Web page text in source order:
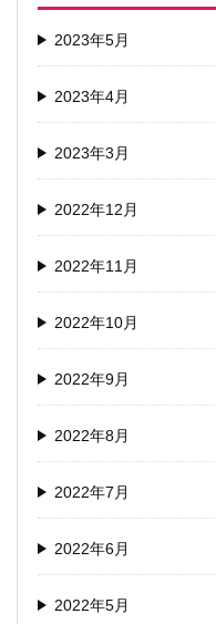
2023年5月
2023年4月
2023年3月
2022年12月
2022年11月
2022年10月
2022年9月
2022年8月
2022年7月
2022年6月
2022年5月